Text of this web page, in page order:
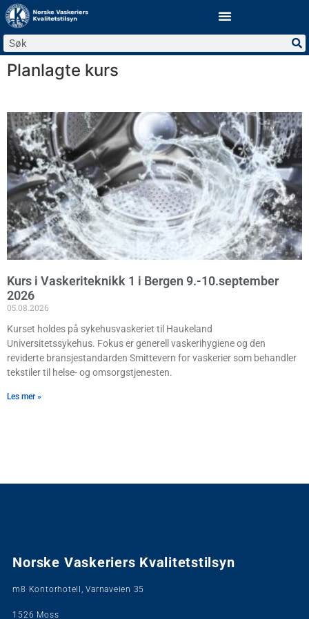
Planlagte kurs
Kurs i Vaskeriteknikk 1 i Bergen 9.-10.september
2026
05.08.2026
Kurset holdes på sykehusvaskeriet til Haukeland
Universitetssykehus. Fokus er generell vaskerihygiene og den
reviderte bransjestandarden Smittevern for vaskerier som behandler
tekstiler til helse- og omsorgstjenesten.
Les mer »
Norske Vaskeriers Kvalitetstilsyn
m8 Kontorhotell, Varnaveien 35
1526 Moss